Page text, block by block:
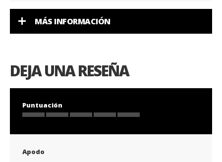
MÁS INFORMACIÓN
DEJA UNA RESEÑA
Puntuación
star
stars
stars
stars
stars
Apodo